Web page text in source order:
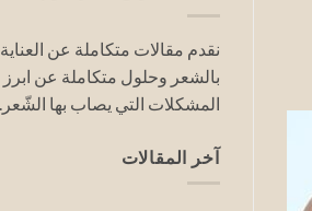
نقدم مقالات متكاملة عن العناية
بالشعر وحلول متكاملة عن ابرز
المشكلات التي يصاب بها الشّعر.
آخر المقالات